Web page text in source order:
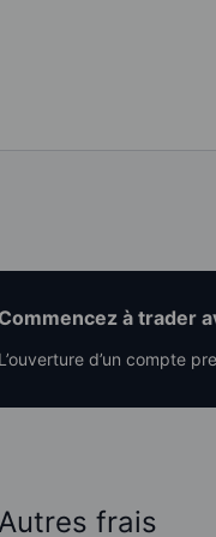
Commencez à trader
L’ouverture d’un compte
frais